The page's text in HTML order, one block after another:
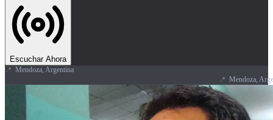
Escuchar Ahora
📍 Mendoza, Argentina
Mendoza, Argentina